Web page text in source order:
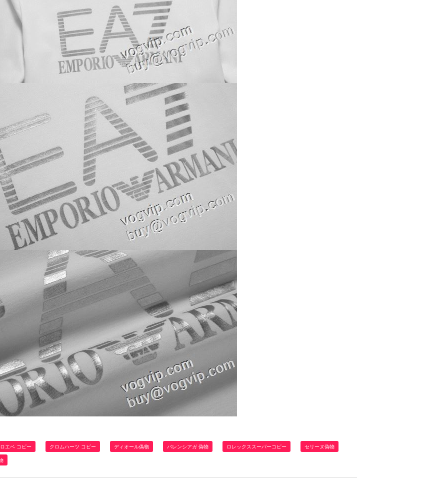
ロエベ コピー クロムハーツ コピー ディオール偽物 バレンシアガ 偽物 ロレックススーパーコピー セリーヌ偽物